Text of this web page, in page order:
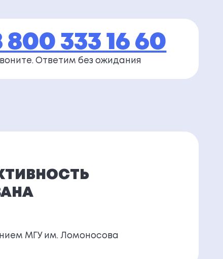
800 333 16 60
Ответим без ожидания
МГУ им. Ломоносова